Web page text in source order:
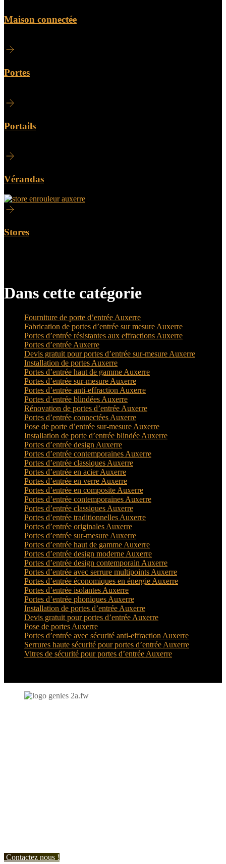
Maison connectée
Portes
Portails
Vérandas
Stores
Dans cette catégorie
Fourniture de porte d’entrée Auxerre
Fabrication de portes d’entrée sur mesure Auxerre
Portes d’entrée résistantes aux effractions Auxerre
Portes d’entrée Auxerre
Devis gratuit pour portes d’entrée sur-mesure Auxerre
Installation de portes Auxerre
Portes d’entrée haut de gamme Auxerre
Portes d’entrée sur-mesure Auxerre
Portes d’entrée anti-effraction Auxerre
Portes d’entrée blindées Auxerre
Rénovation de portes d’entrée Auxerre
Portes d’entrée connectées Auxerre
Pose de porte d’entrée sur-mesure Auxerre
Installation de porte d’entrée blindée Auxerre
Portes d’entrée design Auxerre
Portes d’entrée contemporaines Auxerre
Portes d’entrée classiques Auxerre
Portes d’entrée en acier Auxerre
Portes d’entrée en verre Auxerre
Portes d’entrée en composite Auxerre
Portes d’entrée contemporaines Auxerre
Portes d’entrée classiques Auxerre
Portes d’entrée traditionnelles Auxerre
Portes d’entrée originales Auxerre
Portes d’entrée sur-mesure Auxerre
Portes d’entrée haut de gamme Auxerre
Portes d’entrée design moderne Auxerre
Portes d’entrée design contemporain Auxerre
Portes d’entrée avec serrure multipoints Auxerre
Portes d’entrée économiques en énergie Auxerre
Portes d’entrée isolantes Auxerre
Portes d’entrée phoniques Auxerre
Installation de portes d’entrée Auxerre
Devis gratuit pour portes d’entrée Auxerre
Pose de portes Auxerre
Portes d’entrée avec sécurité anti-effraction Auxerre
Serrures haute sécurité pour portes d’entrée Auxerre
Vitres de sécurité pour portes d’entrée Auxerre
Contactez nous !